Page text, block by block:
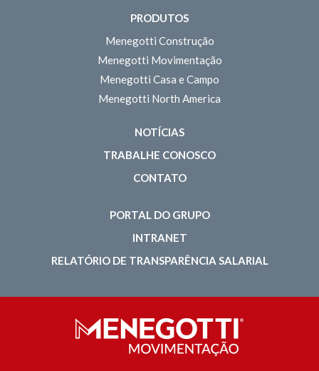
PRODUTOS
Menegotti Construção
Menegotti Movimentação
Menegotti Casa e Campo
Menegotti North America
NOTÍCIAS
TRABALHE CONOSCO
CONTATO
PORTAL DO GRUPO
INTRANET
RELATÓRIO DE TRANSPARÊNCIA SALARIAL